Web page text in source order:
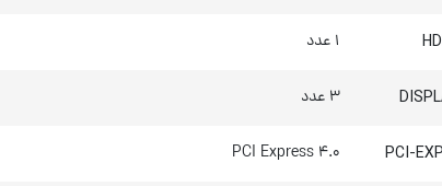
1 عدد
3 عدد
PCI Express 4.0